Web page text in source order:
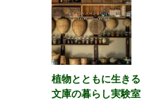
植物とともに生き
文庫の暮らし実験室